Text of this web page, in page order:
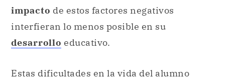
impacto de estos factores negativos
interfieran lo menos posible en su
desarrollo educativo.
Estas dificultades en la vida del alumno